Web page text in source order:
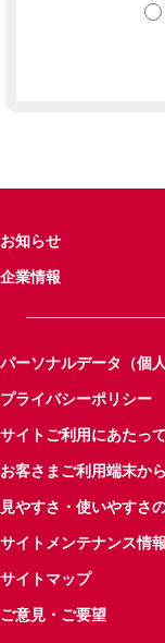
お知らせ
企業情報
パーソナルデータ（個
プライバシーポリシー
サイトご利用にあたって
お客さまご利用端末か
見やすさ・使いやすさ
サイトメンテナンス情報
サイトマップ
ご意見・ご要望